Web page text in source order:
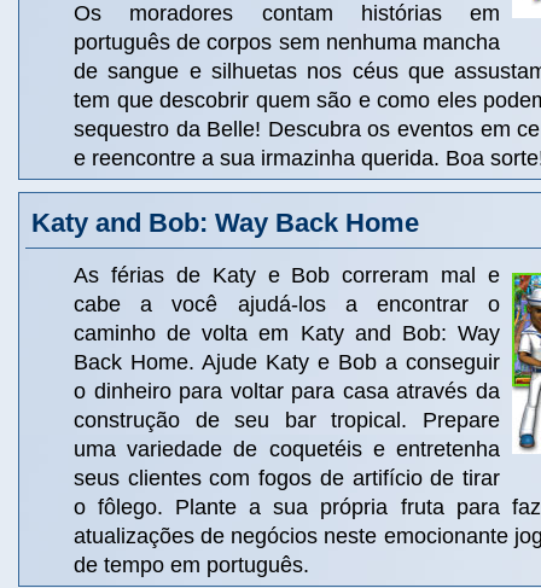
Os moradores contam histórias em
português de corpos sem nenhuma mancha
de sangue e silhuetas nos céus que
tem que descobrir quem são e como eles
sequestro da Belle! Descubra os eventos em
e reencontre a sua irmazinha querida. Boa
Katy and Bob: Way Back Home
As férias de Katy e Bob correram mal e
cabe a você ajudá-los a encontrar o
caminho de volta em Katy and Bob: Way
Back Home. Ajude Katy e Bob a conseguir
o dinheiro para voltar para casa através da
construção de seu bar tropical. Prepare
uma variedade de coquetéis e entretenha
seus clientes com fogos de artifício de tirar
o fôlego. Plante a sua própria fruta para
atualizações de negócios neste emocionante
de tempo em português.